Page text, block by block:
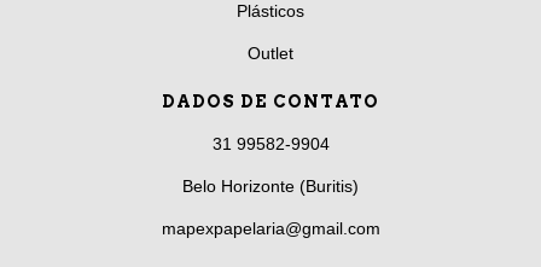
Plásticos
Outlet
DADOS DE CONTATO
31 99582-9904
Belo Horizonte (Buritis)
mapexpapelaria@gmail.com